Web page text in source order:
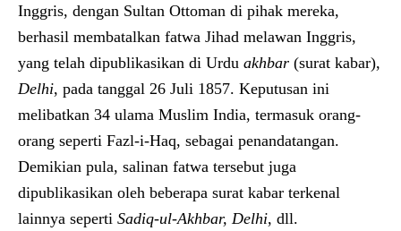
Inggris, dengan Sultan Ottoman di pihak mereka,
berhasil membatalkan fatwa Jihad melawan Inggris,
yang telah dipublikasikan di Urdu akhbar (surat kabar),
Delhi, pada tanggal 26 Juli 1857. Keputusan ini
melibatkan 34 ulama Muslim India, termasuk orang-
orang seperti Fazl-i-Haq, sebagai penandatangan.
Demikian pula, salinan fatwa tersebut juga
dipublikasikan oleh beberapa surat kabar terkenal
lainnya seperti Sadiq-ul-Akhbar, Delhi, dll.